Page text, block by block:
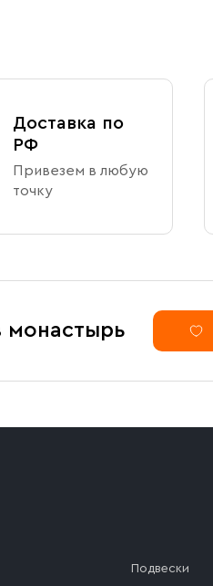
Доставка по
РФ
Привезем в любую
точку
монастырь
Подвески